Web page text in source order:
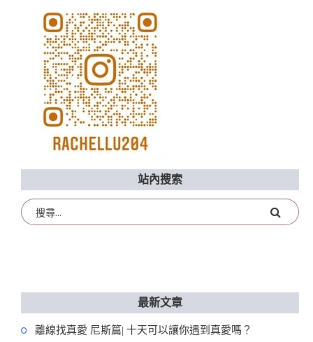
站內搜索
最新文章
離線找真愛 尼斯篇| 十天可以讓你遇到真愛嗎？